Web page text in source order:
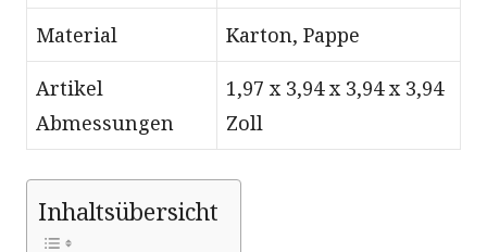
Material Karton, Pappe
Artikel
Abmessungen
1,97 x 3,94 x 3,94 x 3,94
Zoll
Inhaltsübersicht